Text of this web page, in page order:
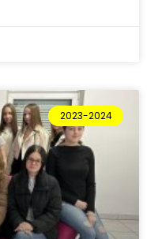
2023-2024